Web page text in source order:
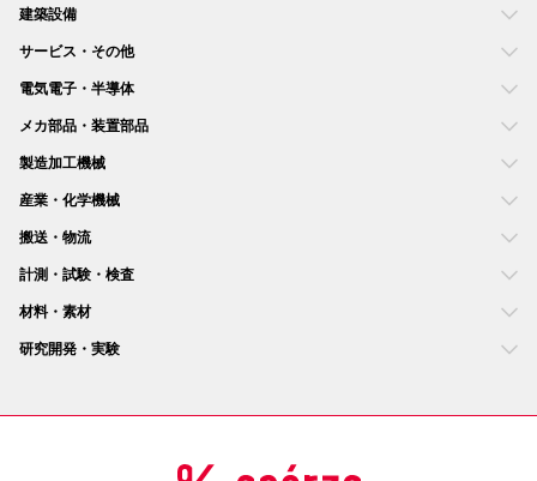
建築設備
サービス・その他
電気電子・半導体
メカ部品・装置部品
製造加工機械
産業・化学機械
搬送・物流
計測・試験・検査
材料・素材
研究開発・実験